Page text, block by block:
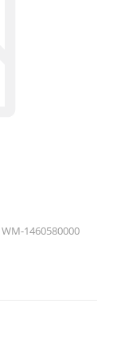
WM-1460580000